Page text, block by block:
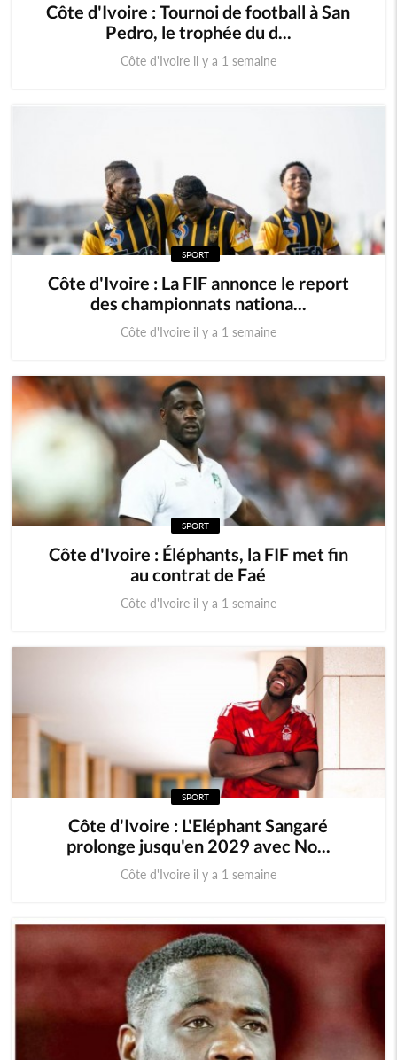
Côte d'Ivoire : Tournoi de football à San
Pedro, le trophée du d...
Côte d'Ivoire il y a 1 semaine
SPORT
Côte d'Ivoire : La FIF annonce le report
des championnats nationa...
Côte d'Ivoire il y a 1 semaine
SPORT
Côte d'Ivoire : Éléphants, la FIF met fin
au contrat de Faé
Côte d'Ivoire il y a 1 semaine
SPORT
Côte d'Ivoire : L'Eléphant Sangaré
prolonge jusqu'en 2029 avec No...
Côte d'Ivoire il y a 1 semaine